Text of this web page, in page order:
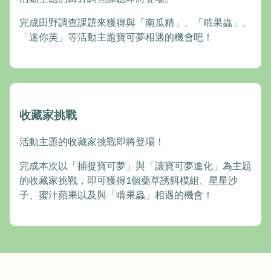
完成田野調查課題來獲得與「南瓜精」、「啃果蟲」、
「迷你芙」等活動主題寶可夢相遇的機會吧！
收藏家挑戰
活動主題的收藏家挑戰即將登場！
完成本次以「捕捉寶可夢」與「讓寶可夢進化」為主題
的收藏家挑戰，即可獲得1個藥草誘餌模組、星星沙
子、蜜汁蘋果以及與「啃果蟲」相遇的機會！